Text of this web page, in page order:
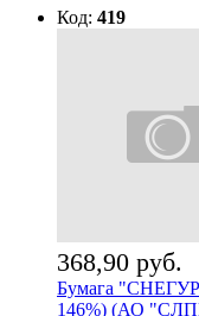
Код: 419
368,90 руб.
Бумага
146%) (АО